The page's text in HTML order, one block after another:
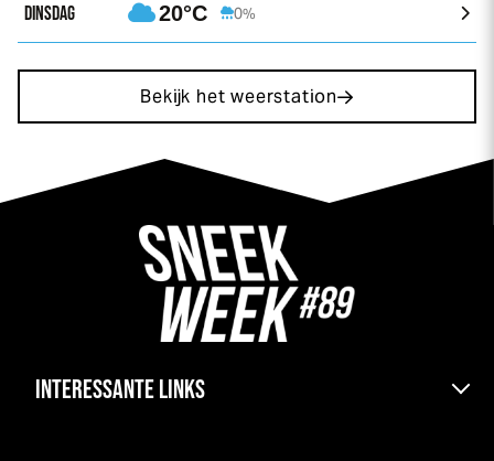
DINSDAG 20°C 0%
Bekijk het weerstation
INTERESSANTE LINKS